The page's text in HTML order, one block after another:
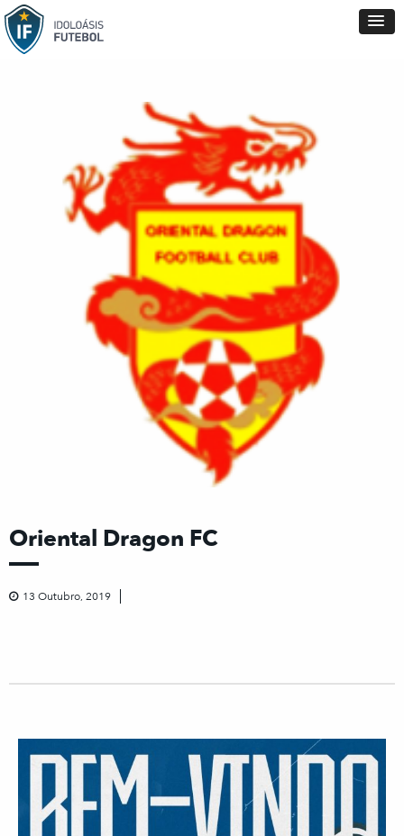
Oriental Dragon FC
13 Outubro, 2019